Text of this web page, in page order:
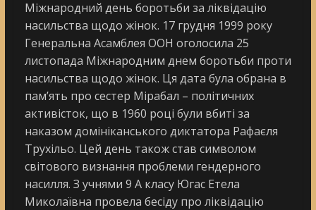
Міжнародний день боротьби за ліквідацію
насильства щодо жінок. 17 грудня 1999 року
Генеральна Асамблея ООН оголосила 25
листопада Міжнародним днем боротьби проти
насильства щодо жінок. Ця дата була обрана в
пам’ять про сестер Мірабал – політичних
активісток, що в 1960 році були вбиті за
наказом домініканського диктатора Рафаєля
Трухільо. Цей день також став символом
світового визнання проблеми гендерного
насилля. З учнями 9 А класу Югас Етела
Миколаївна провела бесіду про ліквідацію